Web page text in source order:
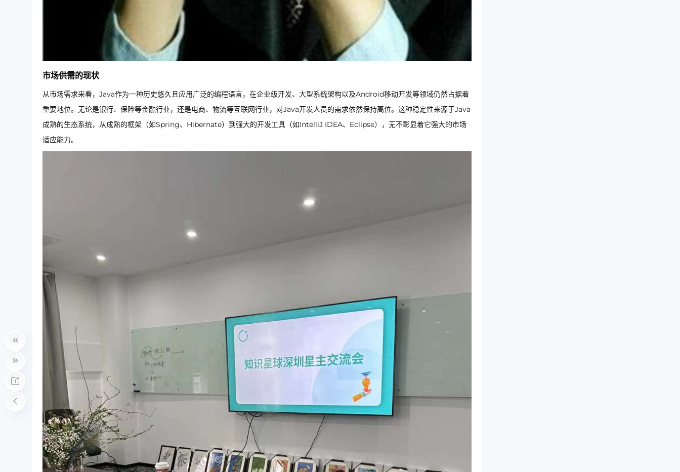
市场供需的现状
从市场需求来看，Java作为一种历史悠久且应用广泛的编程语言，在企业级开发、大型系统架构以及Android移动开发等领域仍然占据着
重要地位。无论是银行、保险等金融行业，还是电商、物流等互联网行业，对Java开发人员的需求依然保持高位。这种稳定性来源于Java
成熟的生态系统，从成熟的框架（如Spring、Hibernate）到强大的开发工具（如IntelliJ IDEA、Eclipse），无不彰显着它强大的市场
适应能力。